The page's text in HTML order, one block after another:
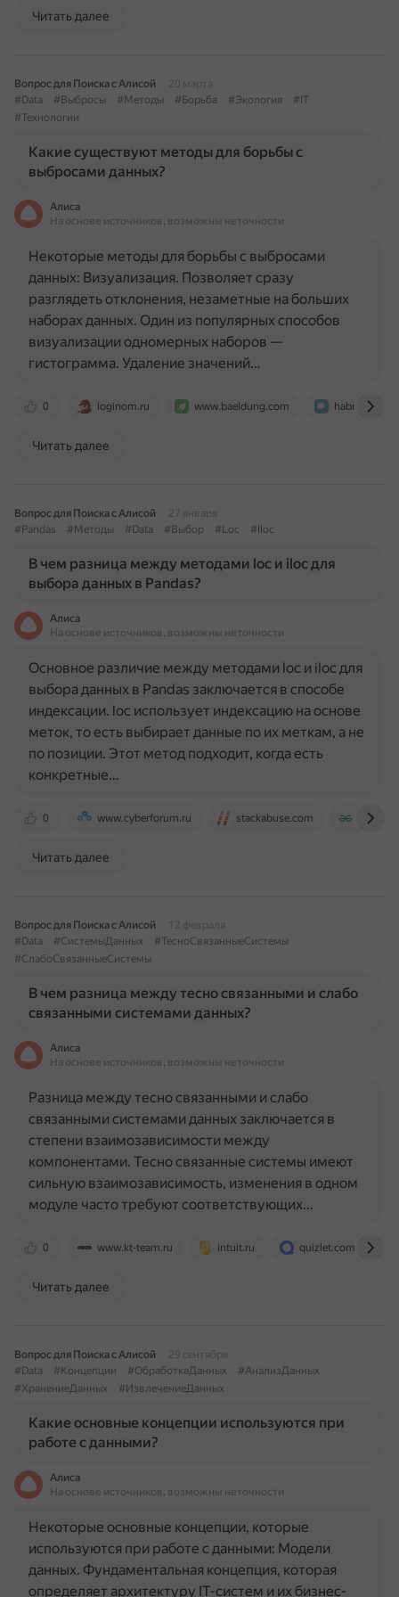
Читать далее
Вопрос для Поиска с Алисой
20 марта
#Data
#Выбросы #Методы #Борьба #Экология
#IT
#Технологии
Какие существуют методы для борьбы с
выбросами данных?
Алиса
На основе источников, возможны неточности
0 loginom.ru www.baeldung.com habr.com
Некоторые методы для борьбы с выбросами
данных: Визуализация. Позволяет сразу
разглядеть отклонения, незаметные на больших
наборах данных. Один из популярных способов
визуализации одномерных наборов —
гистограмма. Удаление значений…
Читать далее
Вопрос для Поиска с Алисой
27 января
#Pandas
#Методы #Data #Выбор #Loc #Iloc
В чем разница между методами loc и iloc для
выбора данных в Pandas?
Алиса
На основе источников, возможны неточности
0 www.cyberforum.ru stackabuse.com
Основное различие между методами loc и iloc для
выбора данных в Pandas заключается в способе
индексации. loc использует индексацию на основе
меток, то есть выбирает данные по их меткам, а не
по позиции. Этот метод подходит, когда есть
конкретные…
Читать далее
Вопрос для Поиска с Алисой
12 февраля
#Data
#СистемыДанных
#ТесноСвязанныеСистемы
#СлабоСвязанныеСистемы
В чем разница между тесно связанными и слабо
связанными системами данных?
Алиса
На основе источников, возможны неточности
0 www.kt-team.ru intuit.ru quizlet.com
Разница между тесно связанными и слабо
связанными системами данных заключается в
степени взаимозависимости между
компонентами. Тесно связанные системы имеют
сильную взаимозависимость, изменения в одном
модуле часто требуют соответствующих…
Читать далее
Вопрос для Поиска с Алисой
29 сентября
#Data
#Концепции #ОбработкаДанных
#АнализДанных
#ХранениеДанных
#ИзвлечениеДанных
Какие основные концепции используются при
работе с данными?
Алиса
На основе источников, возможны неточности
Некоторые основные концепции, которые
используются при работе с данными: Модели
данных. Фундаментальная концепция, которая
определяет архитектуру IT-систем и их бизнес-